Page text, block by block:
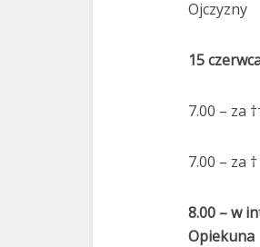
Ojczyzny
15
7.00 – za
7.00 – za
8.00 – w
Opiekuna